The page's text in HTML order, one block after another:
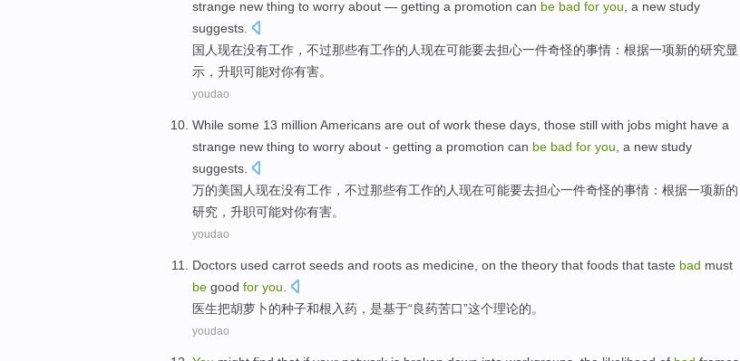
strange new thing to worry about — getting a promotion can be bad for you, a new study
suggests.
国人现在没有工作 ， 不过那些有工作的人现在可能要去担心一件奇怪的事情：根据一项新的研究显
示 ，升职可能对你有害。
youdao
While some 13 million Americans are out of work these days, those still with jobs might have a
strange new thing to worry about - getting a promotion can be bad for you a new study
suggests.
万的美国 人现在没有工作 ， 不过那些有工作的人现在可能要去担心一件奇怪的事情：根据一项新的
研究， 升职可能对你有害。
youdao
Doctors used carrot seeds and roots as medicine , on the theory that foods that taste bad must
be good for you
医生把胡萝卜的种子和根 入药 ， 是基于“良药苦口”这个理论的。
youdao